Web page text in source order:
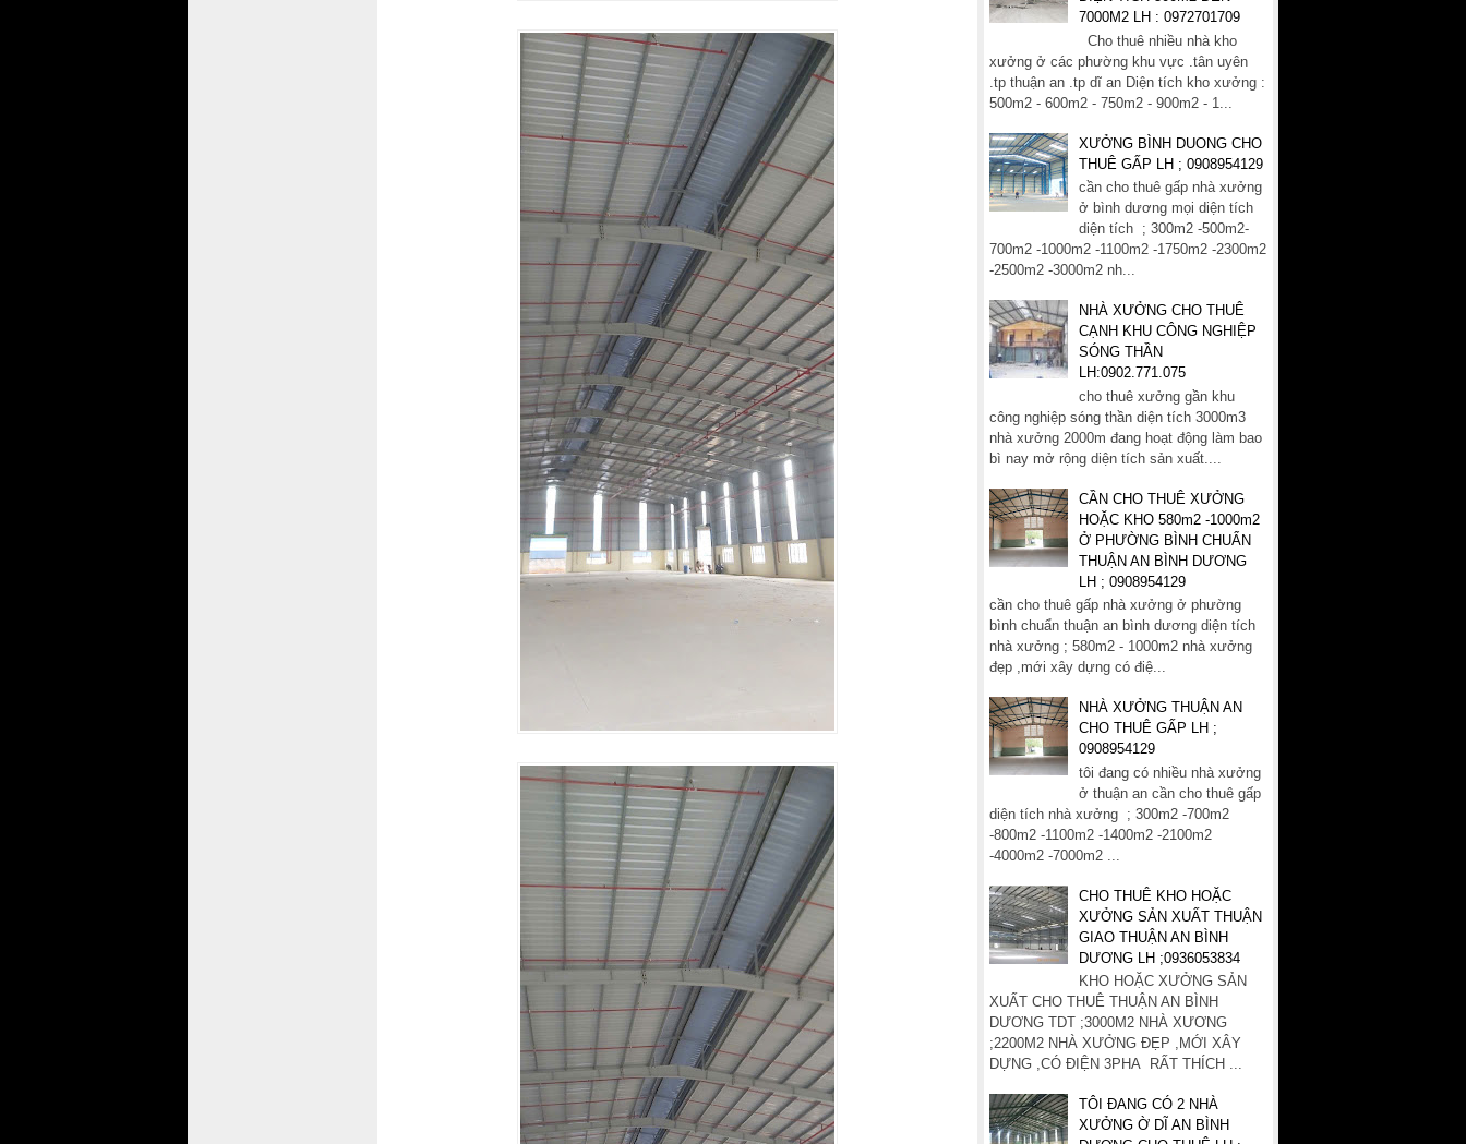
7000M2 LH : 0972701709
Cho thuê nhiều nhà kho
xưởng ở các phường khu vực .tân uyên
.tp thuận an .tp dĩ an Diện tích kho xưởng :
500m2 - 600m2 - 750m2 - 900m2 - 1...
XƯỞNG BÌNH DUONG CHO
THUÊ GẤP LH ; 0908954129
cần cho thuê gấp nhà xưởng
ở bình dương mọi diện tích
diện tích ; 300m2 -500m2-
700m2 -1000m2 -1100m2 -1750m2 -2300m2
-2500m2 -3000m2 nh...
NHÀ XƯỞNG CHO THUÊ
CẠNH KHU CÔNG NGHIỆP
SÓNG THẦN
LH:0902.771.075
cho thuê xưởng gần khu
công nghiệp sóng thần diện tích 3000m3
nhà xưởng 2000m đang hoạt động làm bao
bì nay mở rộng diện tích sản xuất....
CẦN CHO THUÊ XƯỞNG
HOẶC KHO 580m2 -1000m2
Ở PHƯỜNG BÌNH CHUẨN
THUẬN AN BÌNH DƯƠNG
LH ; 0908954129
cần cho thuê gấp nhà xưởng ở phường
bình chuẩn thuận an bình dương diện tích
nhà xưởng ; 580m2 - 1000m2 nhà xưởng
đẹp ,mới xây dựng có điệ...
NHÀ XƯỞNG THUẬN AN
CHO THUÊ GẤP LH ;
0908954129
tôi đang có nhiều nhà xưởng
ở thuận an cần cho thuê gấp
diện tích nhà xưởng ; 300m2 -700m2
-800m2 -1100m2 -1400m2 -2100m2
-4000m2 -7000m2 ...
CHO THUÊ KHO HOẶC
XƯỞNG SẢN XUẤT THUẬN
GIAO THUẬN AN BÌNH
DƯƠNG LH ;0936053834
KHO HOẶC XƯỞNG SẢN
XUẤT CHO THUÊ THUẬN AN BÌNH
DƯƠNG TDT ;3000M2 NHÀ XƯƠNG
;2200M2 NHÀ XƯỞNG ĐẸP ,MỚI XÂY
DỰNG ,CÓ ĐIỆN 3PHA RẤT THÍCH ...
TÔI ĐANG CÓ 2 NHÀ
XƯỞNG Ờ DĨ AN BÌNH